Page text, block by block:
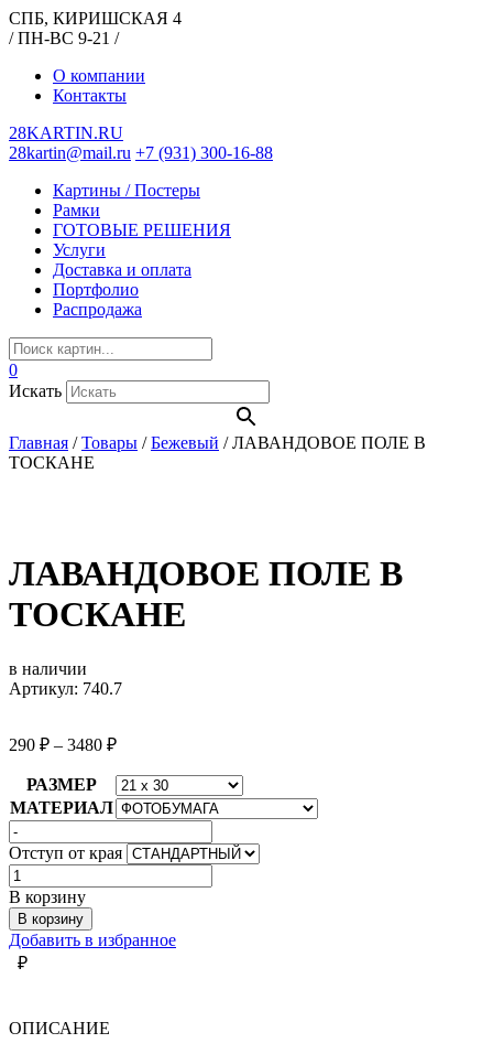
СПБ, КИРИШСКАЯ 4
/ ПН-ВС 9-21 /
О компании
Контакты
28KARTIN.RU
28kartin@mail.ru +7 (931) 300-16-88
Картины / Постеры
Рамки
ГОТОВЫЕ РЕШЕНИЯ
Услуги
Доставка и оплата
Портфолио
Распродажа
0
Искать
Главная /Товары /Бежевый /ЛАВАНДОВОЕ ПОЛЕ В
ТОСКАНЕ
ЛАВАНДОВОЕ ПОЛЕ В
ТОСКАНЕ
в наличии
Артикул: 740.7
290 ₽ – 3480 ₽
РАЗМЕР
МАТЕРИАЛ
Отступ от края
Количество
товара
ЛАВАНДОВОЕ
ПОЛЕ
В
ТОСКАНЕ
В корзину
В корзину
Добавить в избранное
₽
ОПИСАНИЕ